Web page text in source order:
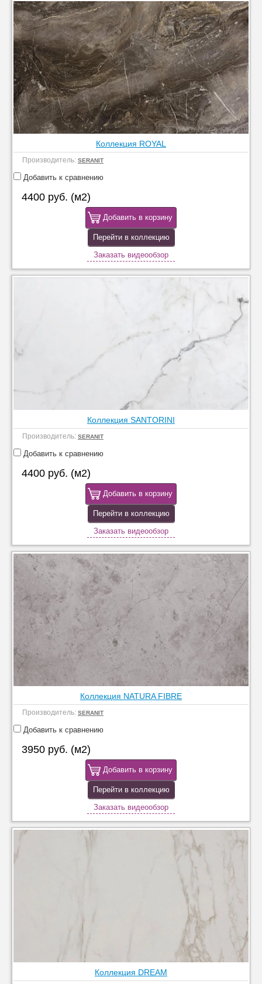
Коллекция ROYAL
Производитель: SERANIT
Добавить к сравнению
4400 руб. (м2)
Добавить в корзину
Перейти в коллекцию
Заказать видеообзор
Коллекция SANTORINI
Производитель: SERANIT
Добавить к сравнению
4400 руб. (м2)
Добавить в корзину
Перейти в коллекцию
Заказать видеообзор
Коллекция NATURA FIBRE
Производитель: SERANIT
Добавить к сравнению
3950 руб. (м2)
Добавить в корзину
Перейти в коллекцию
Заказать видеообзор
Коллекция DREAM